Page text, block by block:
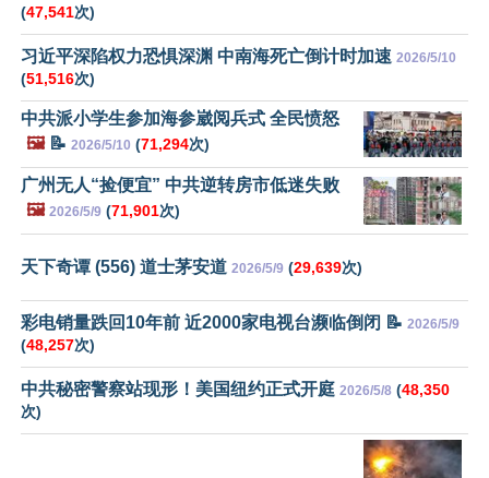
(47,541次)
习近平深陷权力恐惧深渊 中南海死亡倒计时加速 2026/5/10
(51,516次)
中共派小学生参加海参崴阅兵式 全民愤怒
🖼️📝 2026/5/10 (71,294次)
广州无人“捡便宜” 中共逆转房市低迷失败
🖼️ 2026/5/9 (71,901次)
天下奇谭 (556) 道士茅安道 2026/5/9 (29,639次)
彩电销量跌回10年前 近2000家电视台濒临倒闭 📝 2026/5/9
(48,257次)
中共秘密警察站现形！美国纽约正式开庭 2026/5/8 (48,350
次)